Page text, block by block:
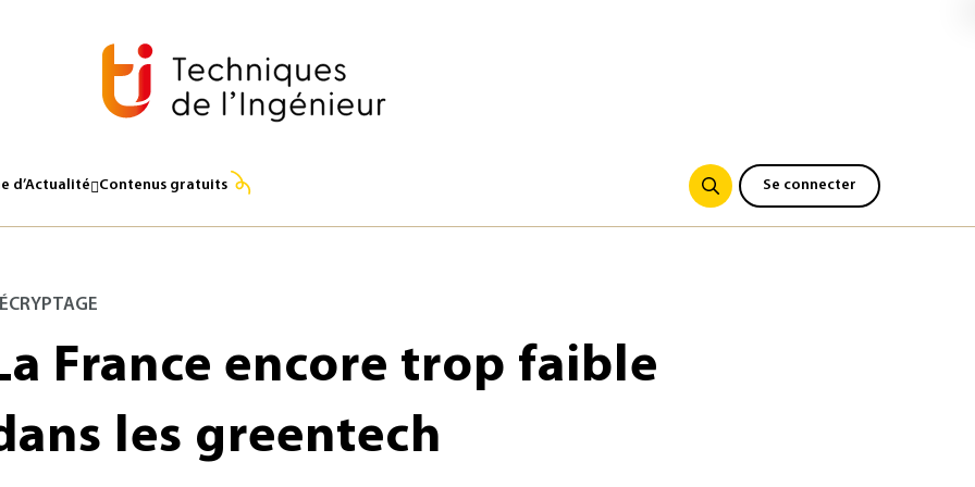
d’Actualité Contenus gratuits Se connecter
France encore trop faible
les greentech